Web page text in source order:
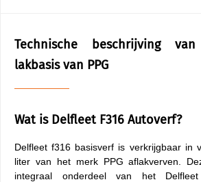
Technische beschrijving
lakbasis van PPG
Wat is Delfleet F316 Autoverf?
Delfleet f316 basisverf is verkrijgbaar in
liter van het merk PPG aflakverven.
integraal onderdeel van het